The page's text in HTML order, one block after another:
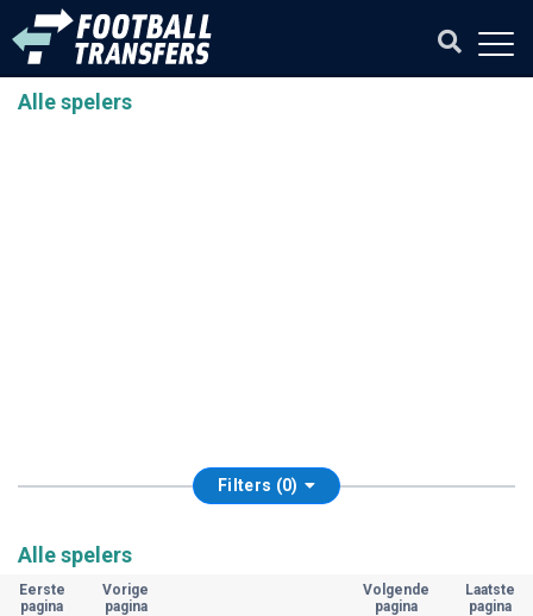
Alle spelers
Filters (0)
Alle spelers
Eerste
pagina
Vorige
pagina
Volgende
pagina
Laatste
pagina